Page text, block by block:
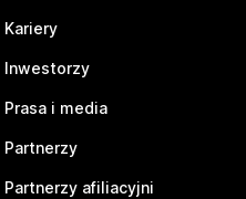
Kariery
Inwestorzy
Prasa i media
Partnerzy
Partnerzy afiliacyjni